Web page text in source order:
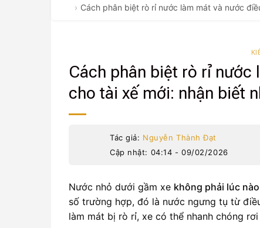
Cách phân biệt rò rỉ nước làm mát và nước
Cách phân biệt rò rỉ
cho tài xế mới: nhận biết
Tác giả: Nguyễn Thành Đạt
Cập nhật: 04:14 - 09/02/2026
Nước nhỏ dưới gầm xe không phải lúc
số trường hợp, đó là nước ngưng tụ từ
làm mát bị rò rỉ, xe có thể nhanh chóng